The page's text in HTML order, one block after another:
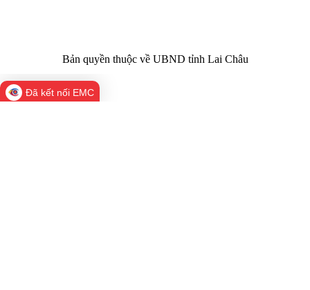
Bản quyền thuộc về UBND tỉnh Lai Châu
Đã kết nối EMC